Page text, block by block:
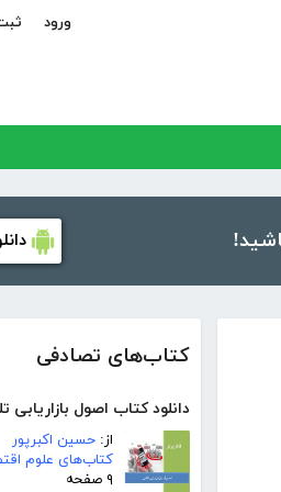
ورود
کتاب‌های تصادفی
دانلود کتاب اصول بازاریابی
از: حسین اکبرپور
کتاب‌های علوم
۹ صفحه